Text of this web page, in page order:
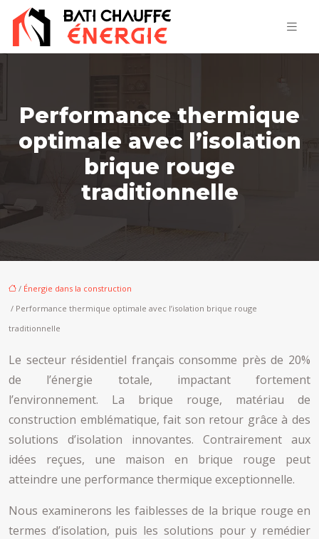
Performance thermique
optimale avec l’isolation
brique rouge
traditionnelle
/ Énergie dans la construction
/ Performance thermique optimale avec l’isolation brique rouge
traditionnelle
Le secteur résidentiel français consomme près de 20%
de l’énergie totale, impactant fortement
l’environnement. La brique rouge, matériau de
construction emblématique, fait son retour grâce à des
solutions d’isolation innovantes. Contrairement aux
idées reçues, une maison en brique rouge peut
atteindre une performance thermique exceptionnelle.
Nous examinerons les faiblesses de la brique rouge en
termes d’isolation, puis les solutions pour y remédier